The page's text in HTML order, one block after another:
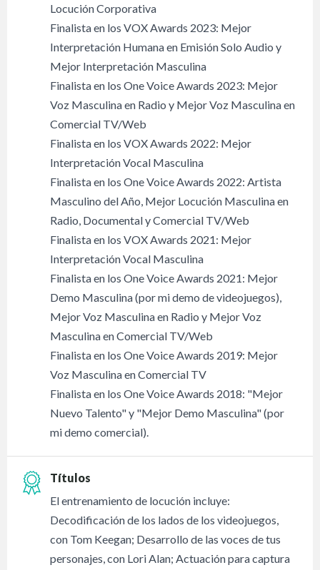
Locución Corporativa
Finalista en los VOX Awards 2023: Mejor
Interpretación Humana en Emisión Solo Audio y
Mejor Interpretación Masculina
Finalista en los One Voice Awards 2023: Mejor
Voz Masculina en Radio y Mejor Voz Masculina en
Comercial TV/Web
Finalista en los VOX Awards 2022: Mejor
Interpretación Vocal Masculina
Finalista en los One Voice Awards 2022: Artista
Masculino del Año, Mejor Locución Masculina en
Radio, Documental y Comercial TV/Web
Finalista en los VOX Awards 2021: Mejor
Interpretación Vocal Masculina
Finalista en los One Voice Awards 2021: Mejor
Demo Masculina (por mi demo de videojuegos),
Mejor Voz Masculina en Radio y Mejor Voz
Masculina en Comercial TV/Web
Finalista en los One Voice Awards 2019: Mejor
Voz Masculina en Comercial TV
Finalista en los One Voice Awards 2018: "Mejor
Nuevo Talento" y "Mejor Demo Masculina" (por
mi demo comercial).
Títulos
El entrenamiento de locución incluye:
Decodificación de los lados de los videojuegos,
con Tom Keegan; Desarrollo de las voces de tus
personajes, con Lori Alan; Actuación para captura